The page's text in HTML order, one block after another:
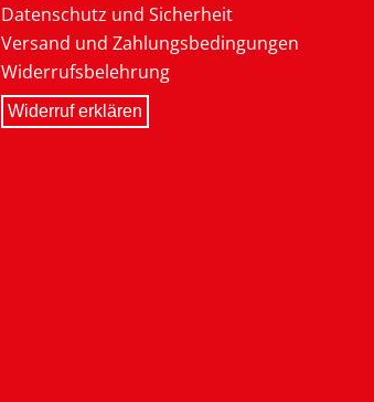
Datenschutz und Sicherheit
Versand und Zahlungsbedingungen
Widerrufsbelehrung
Widerruf erklären